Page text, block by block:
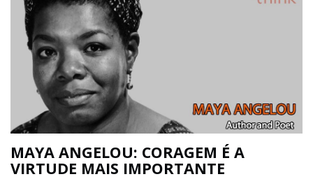
MAYA ANGELOU: CORAGEM É A
VIRTUDE MAIS IMPORTANTE